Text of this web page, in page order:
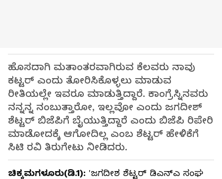
ಹೊಸದಾಗಿ ಮತಾಂತರವಾಗಿರುವ ಕೆಲವರು ನಾವು
ಕಟ್ಟರ್ ಎಂದು ತೋರಿಸಿಕೊಳ್ಳಲು ಮಾಡುವ
ರೀತಿಯಲ್ಲೇ ಇವರೂ ಮಾಡುತ್ತಿದ್ದಾರೆ. ಕಾಂಗ್ರೆಸ್ನಿನವರು
ನನ್ನನ್ನ ನಂಬುತ್ತಾರೋ, ಇಲ್ಲವೋ ಎಂದು ಜಗದೀಶ್
ಶೆಟ್ಟರ್ ಬಿಜೆಪಿಗೆ ಬೈಯುತ್ತಿದ್ದಾರೆ ಎಂದು ಬಿಜೆಪಿ ರಿಪೇರಿ
ಮಾಡೋದಕ್ಕೆ ಆಗೋದಿಲ್ಲ ಎಂಬ ಶೆಟ್ಟರ್ ಹೇಳಿಕೆಗೆ
ಸಿಟಿ ರವಿ ತಿರುಗೇಟು ನೀಡಿದರು.
ಚಿಕ್ಕಮಗಳೂರು(ಡಿ.1): 'ಜಗದೀಶ ಶೆಟ್ಟರ್ ಡಿಎನ್‌ಎ ಸಂಘ